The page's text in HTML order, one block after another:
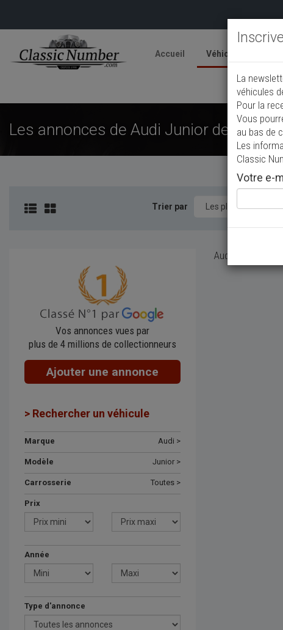
Accueil Véhicules
Les annonces de Audi Junior de
Trier par
Vos annonces vues par
plus de 4 millions de collectionneurs
Ajouter une annonce
> Rechercher un véhicule
Marque Audi >
Modèle Junior >
Carrosserie Toutes >
Prix
Année
Type d'annonce
Aucun véhicule
La
véhicules
Pour la
Vous
au bas de
Les
Classic
Votre e-